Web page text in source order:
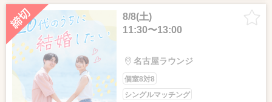
8/8(土)
11:30〜13:00
名古屋ラウンジ
個室8対8
シングルマッチング